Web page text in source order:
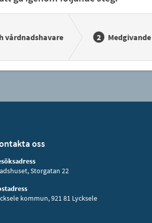
vårdnadshavare Medgivande
oss
Storgatan 22
kommun, 921 81 Lycksele